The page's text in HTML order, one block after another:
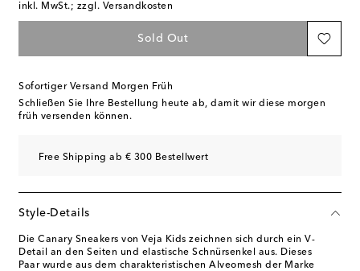
inkl. MwSt.; zzgl. Versandkosten
Sold Out
Sofortiger Versand Morgen Früh
Schließen Sie Ihre Bestellung heute ab, damit wir diese morgen
früh versenden können.
Free Shipping ab € 300 Bestellwert
Style-Details
Die Canary Sneakers von Veja Kids zeichnen sich durch ein V-
Detail an den Seiten und elastische Schnürsenkel aus. Dieses
Paar wurde aus dem charakteristischen Alveomesh der Marke